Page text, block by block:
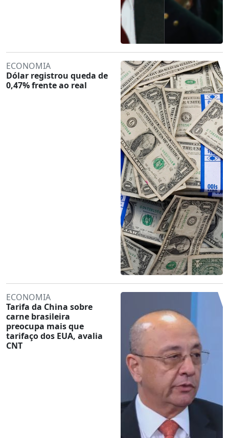
ECONOMIA
Dólar registrou queda de
0,47% frente ao real
ECONOMIA
Tarifa da China sobre
carne brasileira
preocupa mais que
tarifaço dos EUA, avalia
CNT